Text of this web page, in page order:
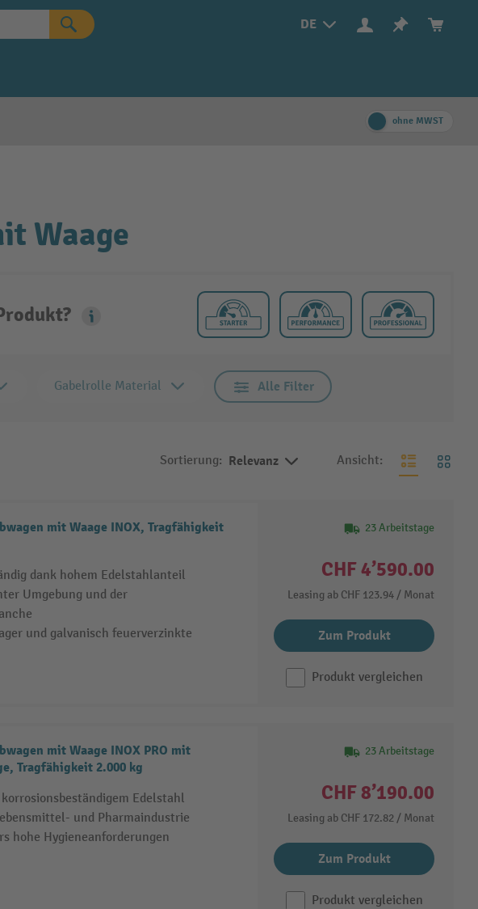
DE
ohne MWST
Waage
Gabelrolle Material Alle Filter
Sortierung: Relevanz Ansicht:
mit Waage INOX, Tragfähigkeit
dank hohem Edelstahlanteil
Umgebung und der
und galvanisch feuerverzinkte
23 Arbeitstage
CHF 4’590.00
Leasing ab CHF 123.94 / Monat
Zum Produkt
Produkt vergleichen
mit Waage INOX PRO mit
Tragfähigkeit 2.000 kg
Edelstahl
und Pharmaindustrie
hohe Hygieneanforderungen
23 Arbeitstage
CHF 8’190.00
Leasing ab CHF 172.82 / Monat
Zum Produkt
Produkt vergleichen